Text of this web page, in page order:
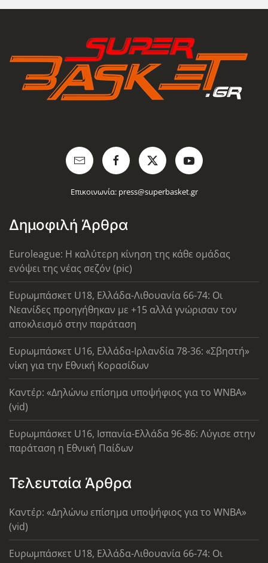
Επικοινωνία: press@superbasket.gr
Δημοφιλή Άρθρα
Euroleague: Η καλύτερη κίνηση της κάθε ομάδας
ενόψει της νέας σεζόν (pic)
Ευρωμπάσκετ U18, Ελλάδα-Λιθουανία 66-74: Οι
Νεανίδες προηγήθηκαν με +15 αλλά γνώρισαν τον
αποκλεισμό στην παράταση
Ευρωμπάσκετ U16, Ελλάδα-Ιρλανδία 78-36: «Σβηστή»
νίκη για την Εθνική Κορασίδων
Καντέρ: «Δηλώνω επίσημα υποψήφιος για το WNBA»
(vid)
Ευρωμπάσκετ U16, Ισπανία-Ελλάδα 96-86: Λύγισε στην
παράταση η Εθνική Παίδων
Τελευταία Άρθρα
Καντέρ: «Δηλώνω επίσημα υποψήφιος για το WNBA»
(vid)
Ευρωμπάσκετ U18, Ελλάδα-Λιθουανία 66-74: Οι